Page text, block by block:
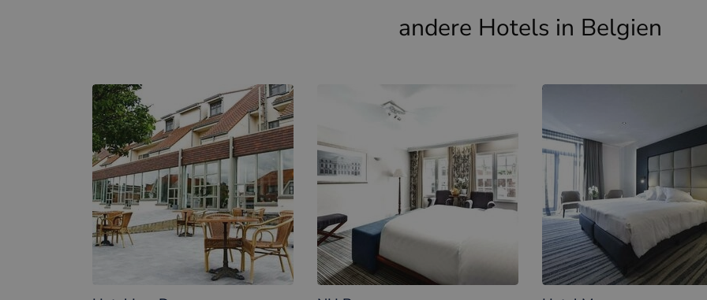
andere Hotels in Belgien